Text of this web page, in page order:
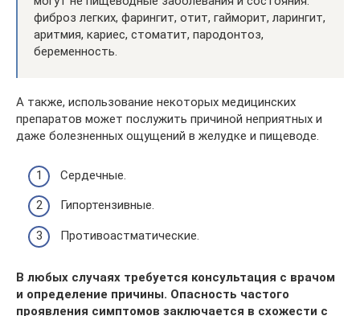
фиброз легких, фарингит, отит, гайморит, ларингит,
аритмия, кариес, стоматит, пародонтоз,
беременность.
А также, использование некоторых медицинских
препаратов может послужить причиной неприятных и
даже болезненных ощущений в желудке и пищеводе.
Сердечные.
Гипортензивные.
Противоастматические.
В любых случаях требуется консультация с врачом
и определение причины. Опасность частого
проявления симптомов заключается в схожести с